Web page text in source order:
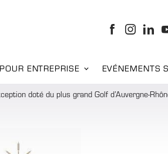
ENTREPRISE EVÉNEMENTS
doté du plus grand Golf d’Auvergne-